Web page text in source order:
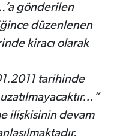
gönderilen
düzenlenen
kiracı olarak
tarihinde
ilişkisinin devam